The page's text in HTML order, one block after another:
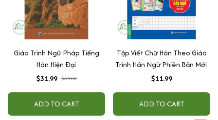
Giáo Trình Ngữ Pháp Tiếng
Hán Hiện Đại
$31.99 $34.00
ADD TO CART
Tập Viết Chữ Hán Theo Giáo
Trình Hán Ngữ Phiên Bản Mới
$11.99
ADD TO CART